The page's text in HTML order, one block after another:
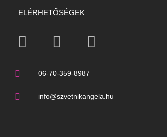
ELÉRHETŐSÉGEK
06-70-359-8987
info@szvetnikangela.hu